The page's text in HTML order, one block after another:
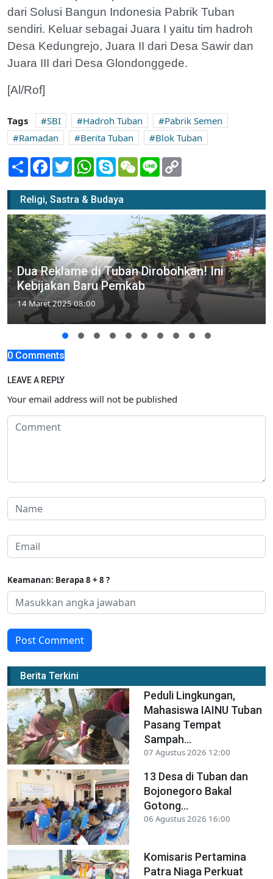
dari Solusi Bangun Indonesia Pabrik Tuban
sendiri. Keluar sebagai Juara I yaitu tim hadroh
Desa Kedungrejo, Juara II dari Desa Sawir dan
Juara III dari Desa Glondonggede.
[Al/Rof]
Tags SBI Hadroh Tuban
Pabrik Semen
Ramadan
Berita Tuban
Blok Tuban
Share Facebook
TwitterWhatsApp
SkypeWeChatLine
Religi, Sastra & Budaya
Dua Reklame di Tuban Dirobohkan! Ini
Kebijakan Baru Pemkab
14 Maret 2025 08:00
0 Comments
LEAVE A REPLY
Your email address will not be published
Keamanan: Berapa 8 + 8 ?
Post Comment
Berita Terkini
Peduli Lingkungan,
Mahasiswa IAINU Tuban
Pasang Tempat
Sampah...
07 Agustus 2026 12:00
13 Desa di Tuban dan
Bojonegoro Bakal
Gotong...
06 Agustus 2026 16:00
Komisaris Pertamina
Patra Niaga Perkuat